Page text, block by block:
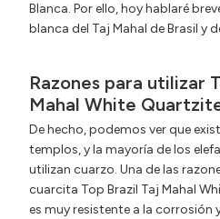
Blanca. Por ello, hoy hablaré
blanca del Taj Mahal de Brasil y
Razones para utilizar
Mahal White
De hecho, podemos ver que
templos, y la mayoría de los
utilizan cuarzo. Una de las
cuarcita Top Brazil Taj Mahal
es muy resistente a la corrosión